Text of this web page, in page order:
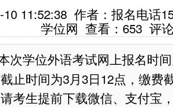
10 11:52:38 作者：报名电话
学位网 查看： 653评
次学位外语考试网上报名时
止时间为3月3日12点，缴费
考生提前下载微信、支付宝